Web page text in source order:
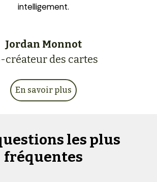
intelligement.
Jordan Monnot
créateur des cartes
En savoir plus
les plus
fréquentes